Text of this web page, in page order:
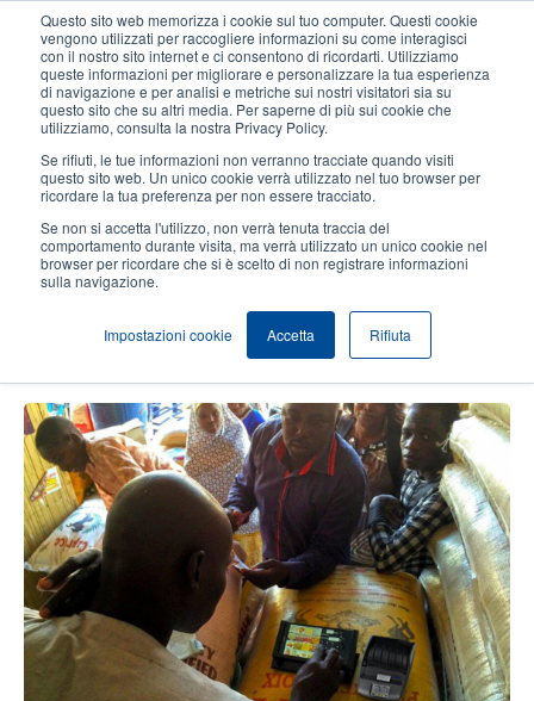
Questo sito web memorizza i cookie sul tuo computer. Questi cookie
vengono utilizzati per raccogliere informazioni su come interagisci
con il nostro sito internet e ci consentono di ricordarti. Utilizziamo
queste informazioni per migliorare e personalizzare la tua esperienza
di navigazione e per analisi e metriche sui nostri visitatori sia su
questo sito che su altri media. Per saperne di più sui cookie che
utilizziamo, consulta la nostra Privacy Policy.
Se rifiuti, le tue informazioni non verranno tracciate quando visiti
questo sito web. Un unico cookie verrà utilizzato nel tuo browser per
ricordare la tua preferenza per non essere tracciato.
Se non si accetta l'utilizzo, non verrà tenuta traccia del
comportamento durante visita, ma verrà utilizzato un unico cookie nel
browser per ricordare che si è scelto di non registrare informazioni
sulla navigazione.
Impostazioni cookie Accetta Rifiuta
contenuto
principale
User
account
User
Header
Seleziona Prodotti Contatto Vendite
I nostri prodotti e soluzioni sono versatili e si intersecano in molti settori e
saperne di più su come offriamo ai clienti soluzioni innovative per l'etichettatura
con codici a barre.
Temi